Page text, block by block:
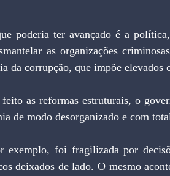
as organizações
da corrupção, que impõe elevados
de modo desorganizado e com
deixados de lado. O mesmo